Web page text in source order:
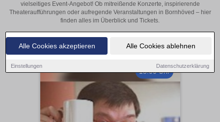
Alle Cookies akzeptieren Alle Cookies ablehnen
Einstellungen Datenschutzerklärung
vielseitiges Event-Angebot! Ob mitreißende Konzerte, inspirierende
Theateraufführungen oder aufregende Veranstaltungen in Bornhöved – hier
finden alles im Überblick und Tickets.
18:00 Uhr